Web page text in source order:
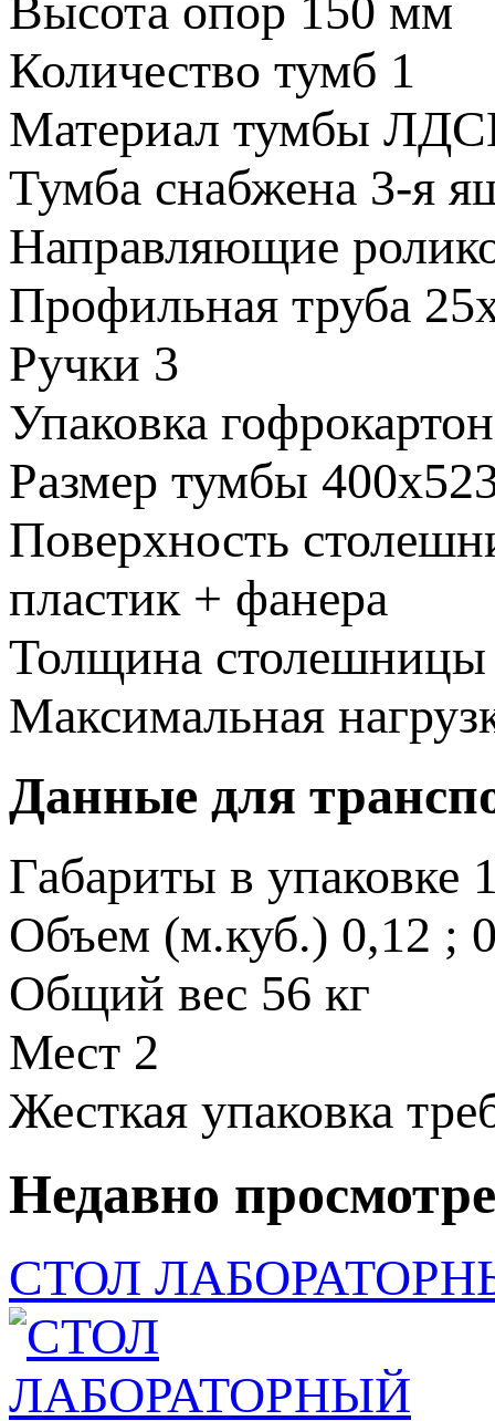
Количество тумб 1
Материал тумбы
Тумба снабжена 3-я
Направляющие
Профильная труба
Ручки 3
Упаковка гофрокартон
Размер тумбы
Поверхность
пластик + фанера
Толщина столешницы
Максимальная
Данные для
Габариты в упаковке
Объем (м.куб.) 0,12 ;
Общий вес 56 кг
Мест 2
Жесткая упаковка
Недавно
СТОЛ